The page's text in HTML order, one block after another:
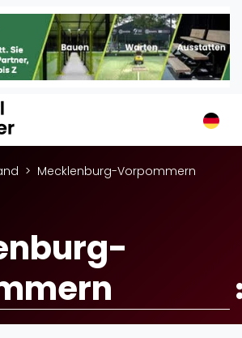
Mecklenburg-Vorpommern